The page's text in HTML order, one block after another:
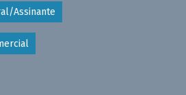
Assinante